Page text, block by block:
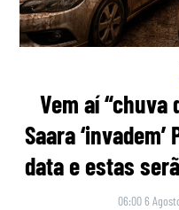
Vem aí “chuva
Saara
data e estas
06:00 6